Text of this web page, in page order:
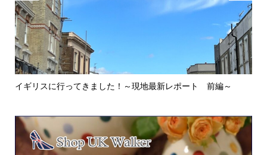
イギリスに行ってきました！～現地最新レポート 前編～